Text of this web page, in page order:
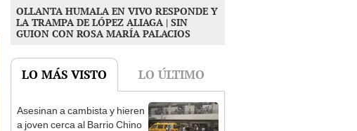
OLLANTA HUMALA EN VIVO RESPONDE Y
LA TRAMPA DE LÓPEZ ALIAGA | SIN
GUION CON ROSA MARÍA PALACIOS
LO MÁS VISTO LO ÚLTIMO
Asesinan a cambista y hieren
a joven cerca al Barrio Chino